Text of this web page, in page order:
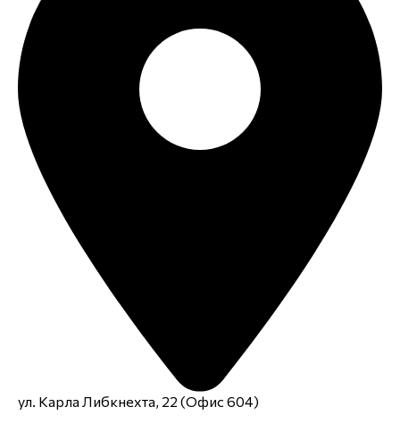
ул. Карла Либкнехта, 22 (Офис 604)